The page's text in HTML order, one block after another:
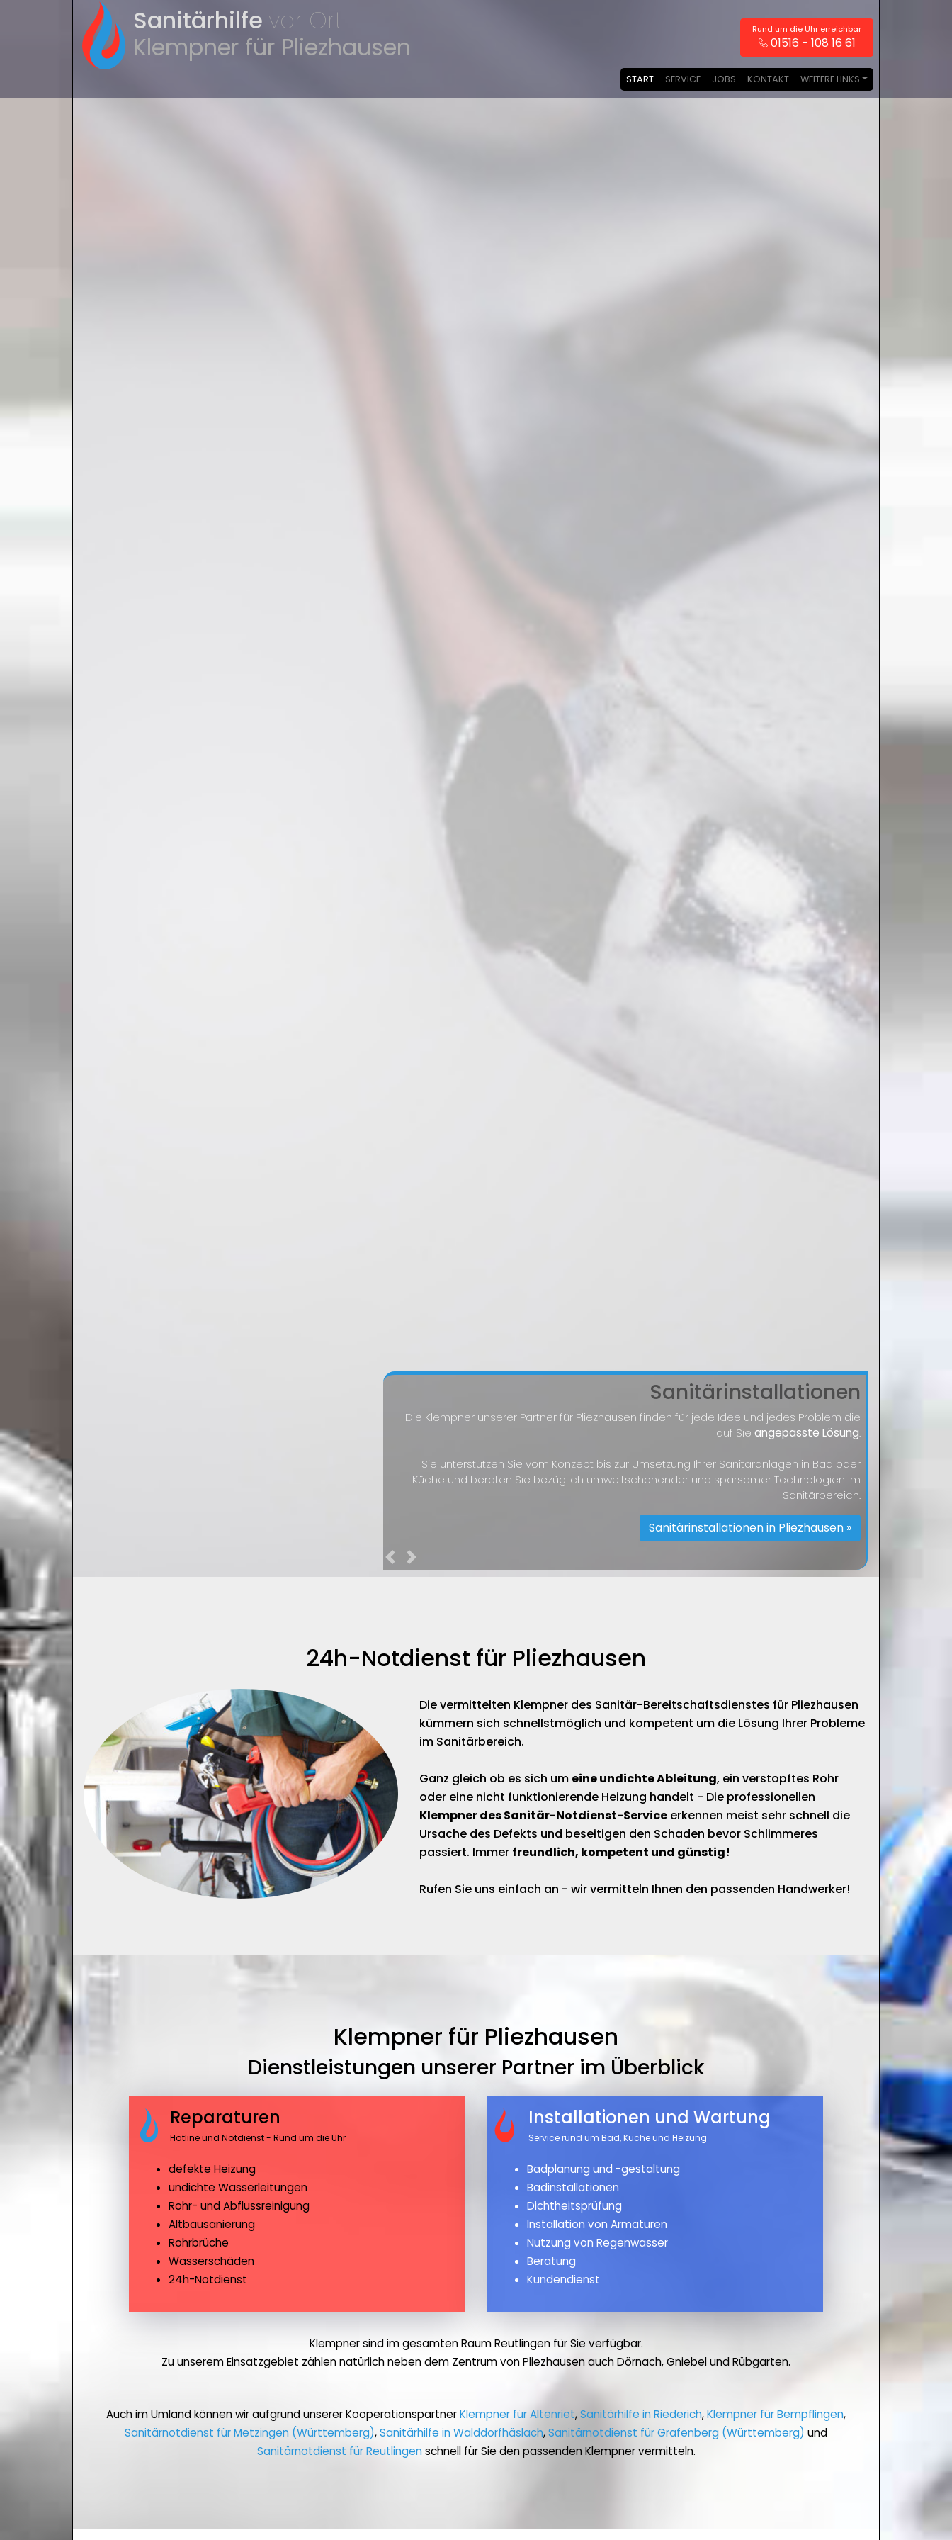
Sanitärhilfe vor Ort
Klempner für Pliezhausen
Rund um die Uhr erreichbar
01516 - 108 16 61
START SERVICE JOBS KONTAKT WEITERE LINKS
Sanitärinstallationen
Die Klempner unserer Partner für Pliezhausen finden für jede Idee und jedes Problem die
auf Sieangepasste Lösung.
Sie unterstützen Sie vom Konzept bis zur Umsetzung Ihrer Sanitäranlagen in Bad oder
Küche und beraten Sie bezüglich umweltschonender und sparsamer Technologien im
Sanitärbereich.
Sanitärinstallationen in Pliezhausen »
Previous
24h-Notdienst für Pliezhausen
Die vermittelten Klempner des Sanitär-Bereitschaftsdienstes für Pliezhausen
kümmern sich schnellstmöglich und kompetent um die Lösung Ihrer Probleme
im Sanitärbereich.
Ganz gleich ob es sich um eine undichte Ableitung, ein verstopftes Rohr
oder eine nicht funktionierende Heizung handelt - Die professionellen
Klempner des Sanitär-Notdienst-Service erkennen meist sehr schnell die
Ursache des Defekts und beseitigen den Schaden bevor Schlimmeres
passiert. Immer freundlich, kompetent und günstig!
Rufen Sie uns einfach an - wir vermitteln Ihnen den passenden Handwerker!
Klempner für Pliezhausen
Dienstleistungen unserer Partner im Überblick
Reparaturen
Hotline und Notdienst - Rund um die Uhr
defekte Heizung
undichte Wasserleitungen
Rohr- und Abflussreinigung
Altbausanierung
Rohrbrüche
Wasserschäden
24h-Notdienst
Installationen und Wartung
Service rund um Bad, Küche und Heizung
Badplanung und -gestaltung
Badinstallationen
Dichtheitsprüfung
Installation von Armaturen
Nutzung von Regenwasser
Beratung
Kundendienst
Klempner sind im gesamten Raum Reutlingen für Sie verfügbar.
Zu unserem Einsatzgebiet zählen natürlich neben dem Zentrum von Pliezhausen auch Dörnach, Gniebel und Rübgarten.
Auch im Umland können wir aufgrund unserer KooperationspartnerKlempner für Altenriet,Sanitärhilfe in Riederich,Klempner für Bempflingen,
Sanitärnotdienst für Metzingen (Württemberg),Sanitärhilfe in Walddorfhäslach,Sanitärnotdienst für Grafenberg (Württemberg) und
Sanitärnotdienst für Reutlingenschnell für Sie den passenden Klempner vermitteln.